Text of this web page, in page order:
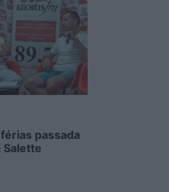
férias passada
Salette